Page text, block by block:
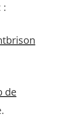
:
de